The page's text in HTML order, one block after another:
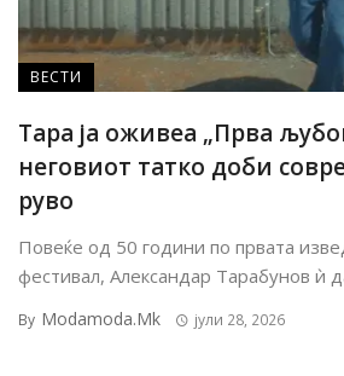
ВЕСТИ
Тара ја оживеа „Прва
неговиот татко доби
руво
Повеќе од 50 години по првата
фестивал, Александар Тарабунов ѝ
By Modamoda.mk јули 28, 2026